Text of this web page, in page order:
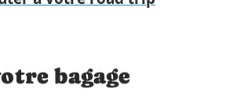
bagage